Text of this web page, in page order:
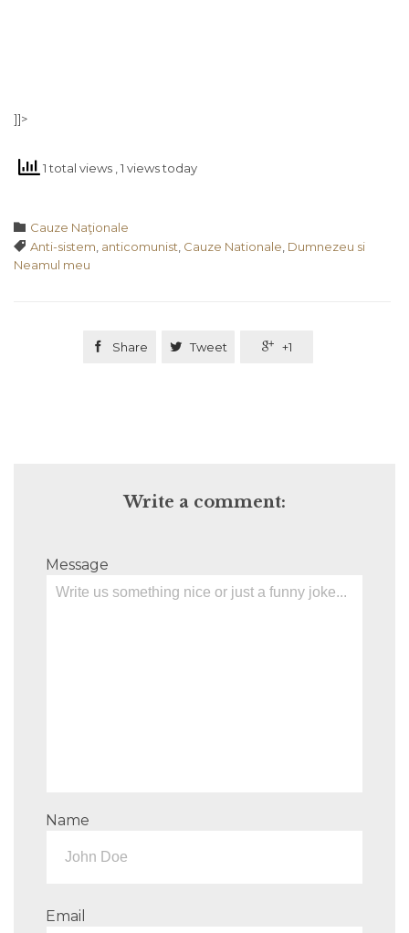
]]>
1 total views , 1 views today
 Category
Cauze Naţionale
 Tags
Anti-sistem anticomunist Cauze Nationale Dumnezeu si
Neamul meu
 Share  Tweet  +1
Write a comment:
Message
Name
Email